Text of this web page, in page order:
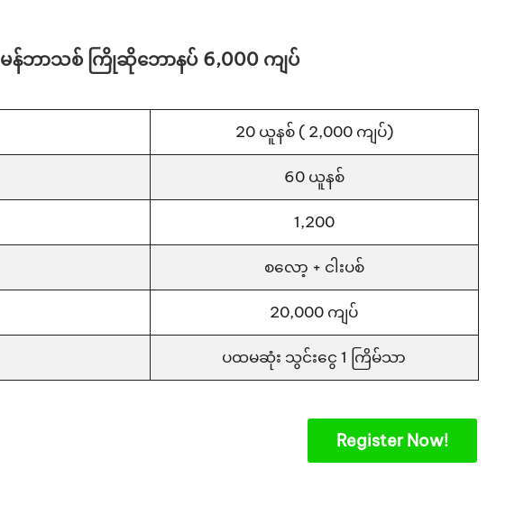
မန်ဘာသစ် ကြိုဆိုဘောနပ် 6,000 ကျပ်
20 ယူနစ် ( 2,000 ကျပ်)
60 ယူနစ်
1,200
စလော့ + ငါးပစ်
20,000 ကျပ်
ပထမဆုံး သွင်းငွေ 1 ကြိမ်သာ
Register Now!